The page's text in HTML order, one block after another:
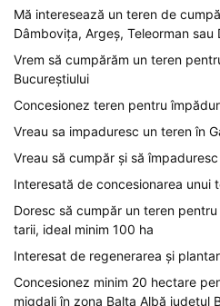
Mă interesează un teren de
Dâmbovița, Argeș, Teleorman sau
Vrem să cumpărăm un teren
Bucureștiului
Concesionez teren pentru
Vreau sa impaduresc un teren în
Vreau să cumpăr și să
Interesată de concesionarea unui
Doresc să cumpăr un teren
tarii, ideal minim 100 ha
Interesat de regenerarea și
Concesionez minim 20 hectare
migdali în zona Balta Albă județul